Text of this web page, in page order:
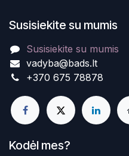
Susisiekite su mumis
Susisiekite su mumis
vadyba@bads.lt
+370 675 78878
Kodėl mes?